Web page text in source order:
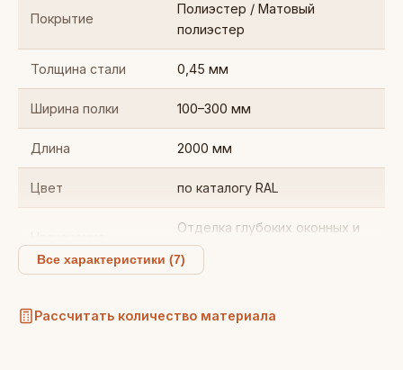
Покрытие
Полиэстер / Матовый
полиэстер
Толщина стали 0,45 мм
Ширина полки 100–300 мм
Длина 2000 мм
Цвет по каталогу RAL
Отделка глубоких оконных и
дверных откосов
Все характеристики (7)
Рассчитать количество материала